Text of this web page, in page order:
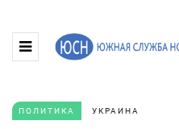
ПОЛИТИКА УКРАИНА